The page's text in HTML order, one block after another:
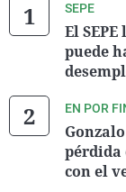
SEPE
El
puede
EN POR
pérdida
con el